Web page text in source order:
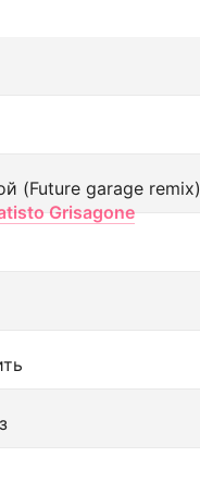
(Future garage remix)
Grisagone